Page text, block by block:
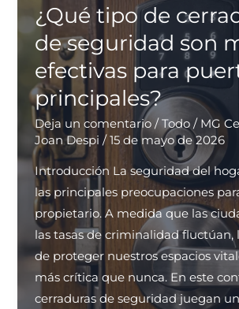
servicio
urgente
de
apertura
de
puertas
en
Sant
Joan
Despí?
¿Qué tipo de
de seguridad son
efectivas para
principales?
Deja un comentario /Todo / MG
Joan Despi/15 de mayo de 2026
Introducción La seguridad del
las principales preocupaciones
propietario. A medida que las
las tasas de criminalidad fluctúan,
de proteger nuestros espacios
más crítica que nunca. En este
cerraduras de seguridad juegan